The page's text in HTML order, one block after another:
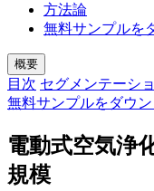
方法論
無料サンプルを
概要
目次 セグメンテーシ
無料サンプルをダウ
電動式空気浄
規模